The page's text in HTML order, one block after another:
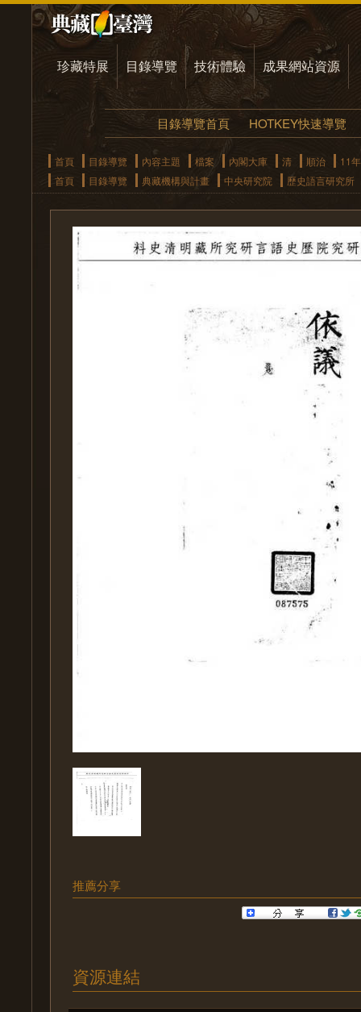
珍藏特展 目錄導覽 技術體驗 成果網站資源
目錄導覽首頁 HOTKEY快速導覽
首頁 目錄導覽 內容主題 檔案 內閣大庫 清 順治
11年
首頁
目錄導覽 典藏機構與計畫 中央研究院 歷史語言研究所
推薦分享
資源連結